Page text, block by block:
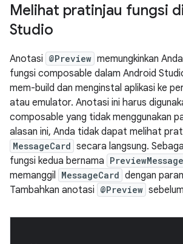
Melihat pratinjau fungsi
Studio
Anotasi @Preview memungkinkan
fungsi composable dalam Android
mem-build dan menginstal aplikasi ke
atau emulator. Anotasi ini harus
composable yang tidak menggunakan
alasan ini, Anda tidak dapat melihat
MessageCard secara langsung.
fungsi kedua bernama
memanggil
MessageCard dengan
Tambahkan anotasi @Preview sebelum